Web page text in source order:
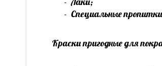
- Специальные
Краски пригодные для